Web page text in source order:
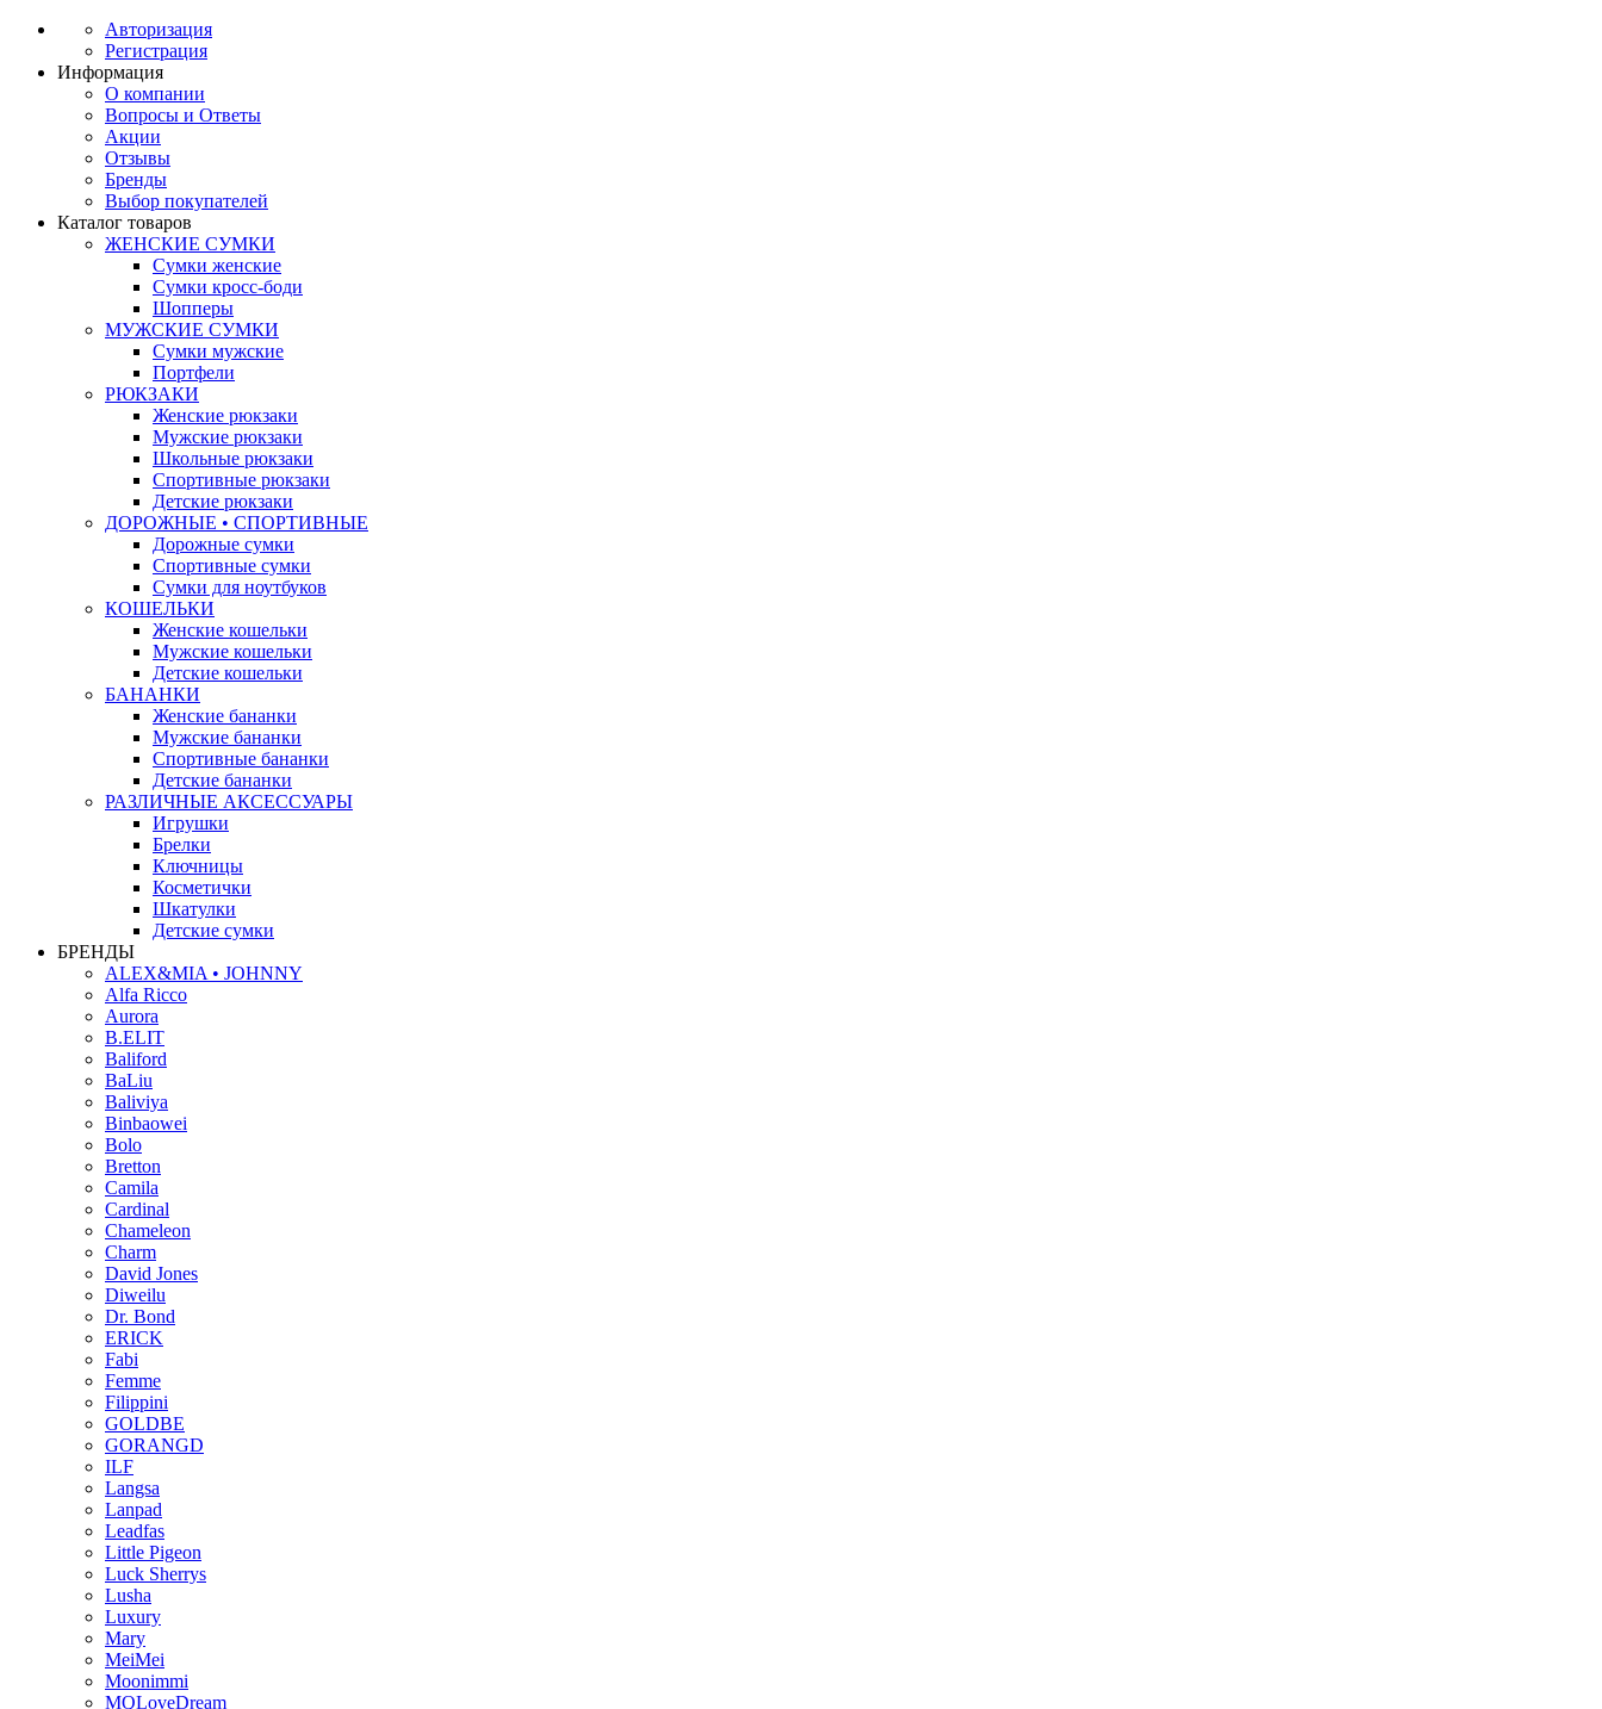
Авторизация
Регистрация
Информация
О компании
Вопросы и Ответы
Акции
Отзывы
Бренды
Выбор покупателей
Каталог товаров
ЖЕНСКИЕ СУМКИ
Сумки женские
Сумки кросс-боди
Шопперы
МУЖСКИЕ СУМКИ
Сумки мужские
Портфели
РЮКЗАКИ
Женские рюкзаки
Мужские рюкзаки
Школьные рюкзаки
Спортивные рюкзаки
Детские рюкзаки
ДОРОЖНЫЕ • СПОРТИВНЫЕ
Дорожные сумки
Спортивные сумки
Сумки для ноутбуков
КОШЕЛЬКИ
Женские кошельки
Мужские кошельки
Детские кошельки
БАНАНКИ
Женские бананки
Мужские бананки
Спортивные бананки
Детские бананки
РАЗЛИЧНЫЕ АКСЕССУАРЫ
Игрушки
Брелки
Ключницы
Косметички
Шкатулки
Детские сумки
БРЕНДЫ
ALEX&MIA • JOHNNY
Alfa Ricco
Aurora
B.ELIT
Baliford
BaLiu
Baliviya
Binbaowei
Bolo
Bretton
Camila
Cardinal
Chameleon
Charm
David Jones
Diweilu
Dr. Bond
ERICK
Fabi
Femme
Filippini
GOLDBE
GORANGD
ILF
Langsa
Lanpad
Leadfas
Little Pigeon
Luck Sherrys
Lusha
Luxury
Mary
MeiMei
Moonimmi
MQLoveDream